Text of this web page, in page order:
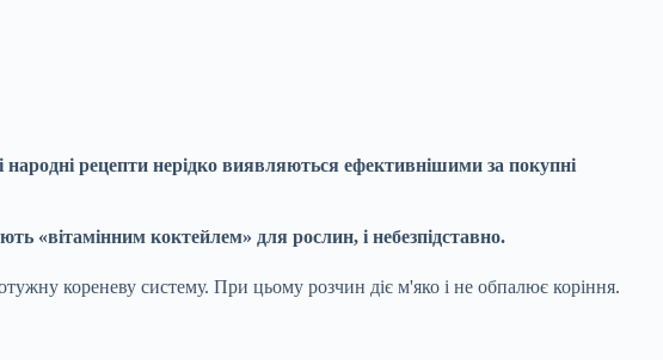
рецепти нерідко виявляються ефективнішими за покупні
«вітамінним коктейлем» для рослин, і небезпідставно.
кореневу систему. При цьому розчин діє м'яко і не обпалює коріння.